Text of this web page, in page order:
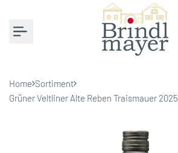
Home Sortiment
Grüner Veltliner Alte Reben Traismauer 2025
springen